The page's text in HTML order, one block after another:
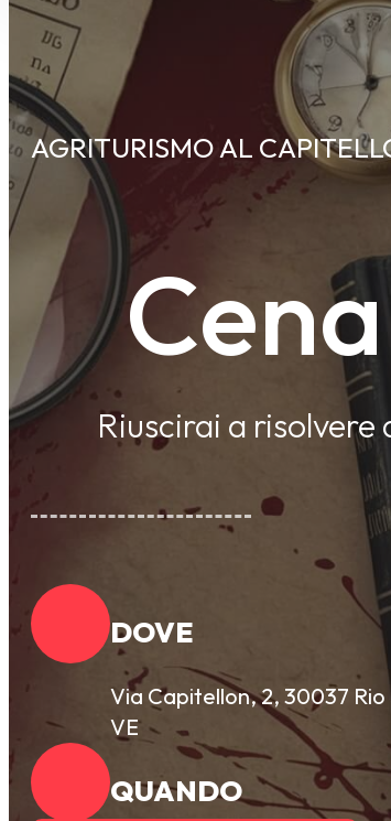
AGRITURISMO AL
Riuscirai a risolvere
DOVE
Via Capitellon, 2, 30037
VE
QUANDO